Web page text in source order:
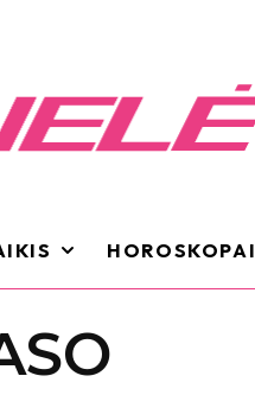
HOROSKOPAI